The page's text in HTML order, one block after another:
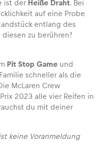
Alle anzeigen
ist derHeiße Draht. Bei
auf eine Probe
entlang des
zu berühren?
Pit Stop Game und
schneller als die
McLaren Crew
2023 alle vier Reifen in
du mit deiner
keine Voranmeldung